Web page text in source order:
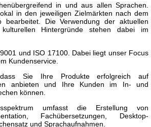
in und aus allen Sprachen.
in den jeweiligen Zielmärkten nach dem
bearbeitet. Die Verwendung der aktuellen
Hintergründe stehen dabei im
und ISO 17100. Dabei liegt unser Focus
Kundenservice.
Sie Ihre Produkte erfolgreich auf
anbieten und Ihre Kunden im In- und
können.
umfasst die Erstellung von
Fachübersetzungen, Desktop-
und Sprachaufnahmen.